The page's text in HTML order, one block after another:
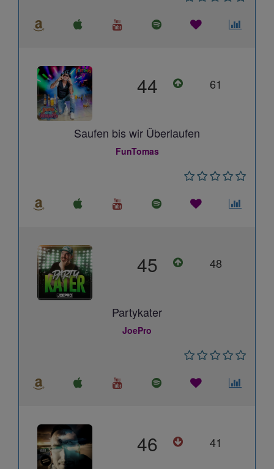
44 61
Saufen bis wir Überlaufen
FunTomas
45 48
Partykater
JoePro
46 41